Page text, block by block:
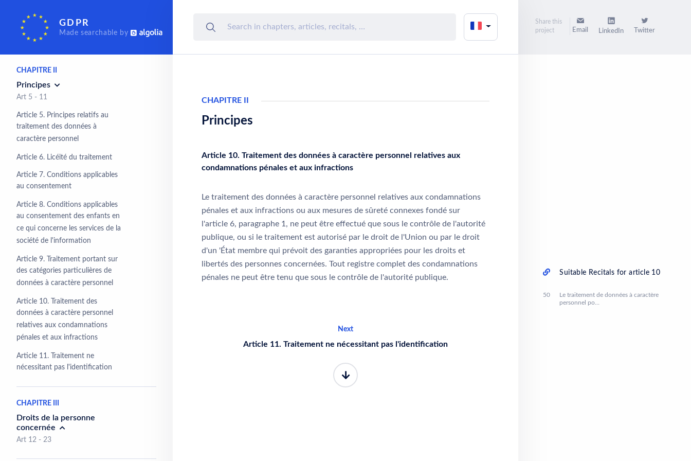
GDPR
Made searchable by
Dispositions générales
Art 1 - 4
CHAPITRE II
Principes
Art 5 - 11
Article 5. Principes relatifs au
traitement des données à
caractère personnel
Article 6. Licéité du traitement
Article 7. Conditions applicables
au consentement
Article 8. Conditions applicables
au consentement des enfants en
ce qui concerne les services de la
société de l'information
Article 9. Traitement portant sur
des catégories particulières de
données à caractère personnel
Article 10. Traitement des
données à caractère personnel
relatives aux condamnations
pénales et aux infractions
Article 11. Traitement ne
nécessitant pas l'identification
CHAPITRE III
Droits de la personne
concernée
Art 12 - 23
CHAPITRE II
Principes
Article 10. Traitement des données à caractère personnel relatives aux
condamnations pénales et aux infractions
Le traitement des données à caractère personnel relatives aux condamnations
pénales et aux infractions ou aux mesures de sûreté connexes fondé sur
l'article 6, paragraphe 1, ne peut être effectué que sous le contrôle de l'autorité
publique, ou si le traitement est autorisé par le droit de l'Union ou par le droit
d'un 'État membre qui prévoit des garanties appropriées pour les droits et
libertés des personnes concernées. Tout registre complet des condamnations
pénales ne peut être tenu que sous le contrôle de l'autorité publique.
Next
Article 11. Traitement ne nécessitant pas l'identification
Share this
project
Email LinkedIn Twitter
Suitable Recitals for article 10
50
Le traitement de données à caractère
personnel po…